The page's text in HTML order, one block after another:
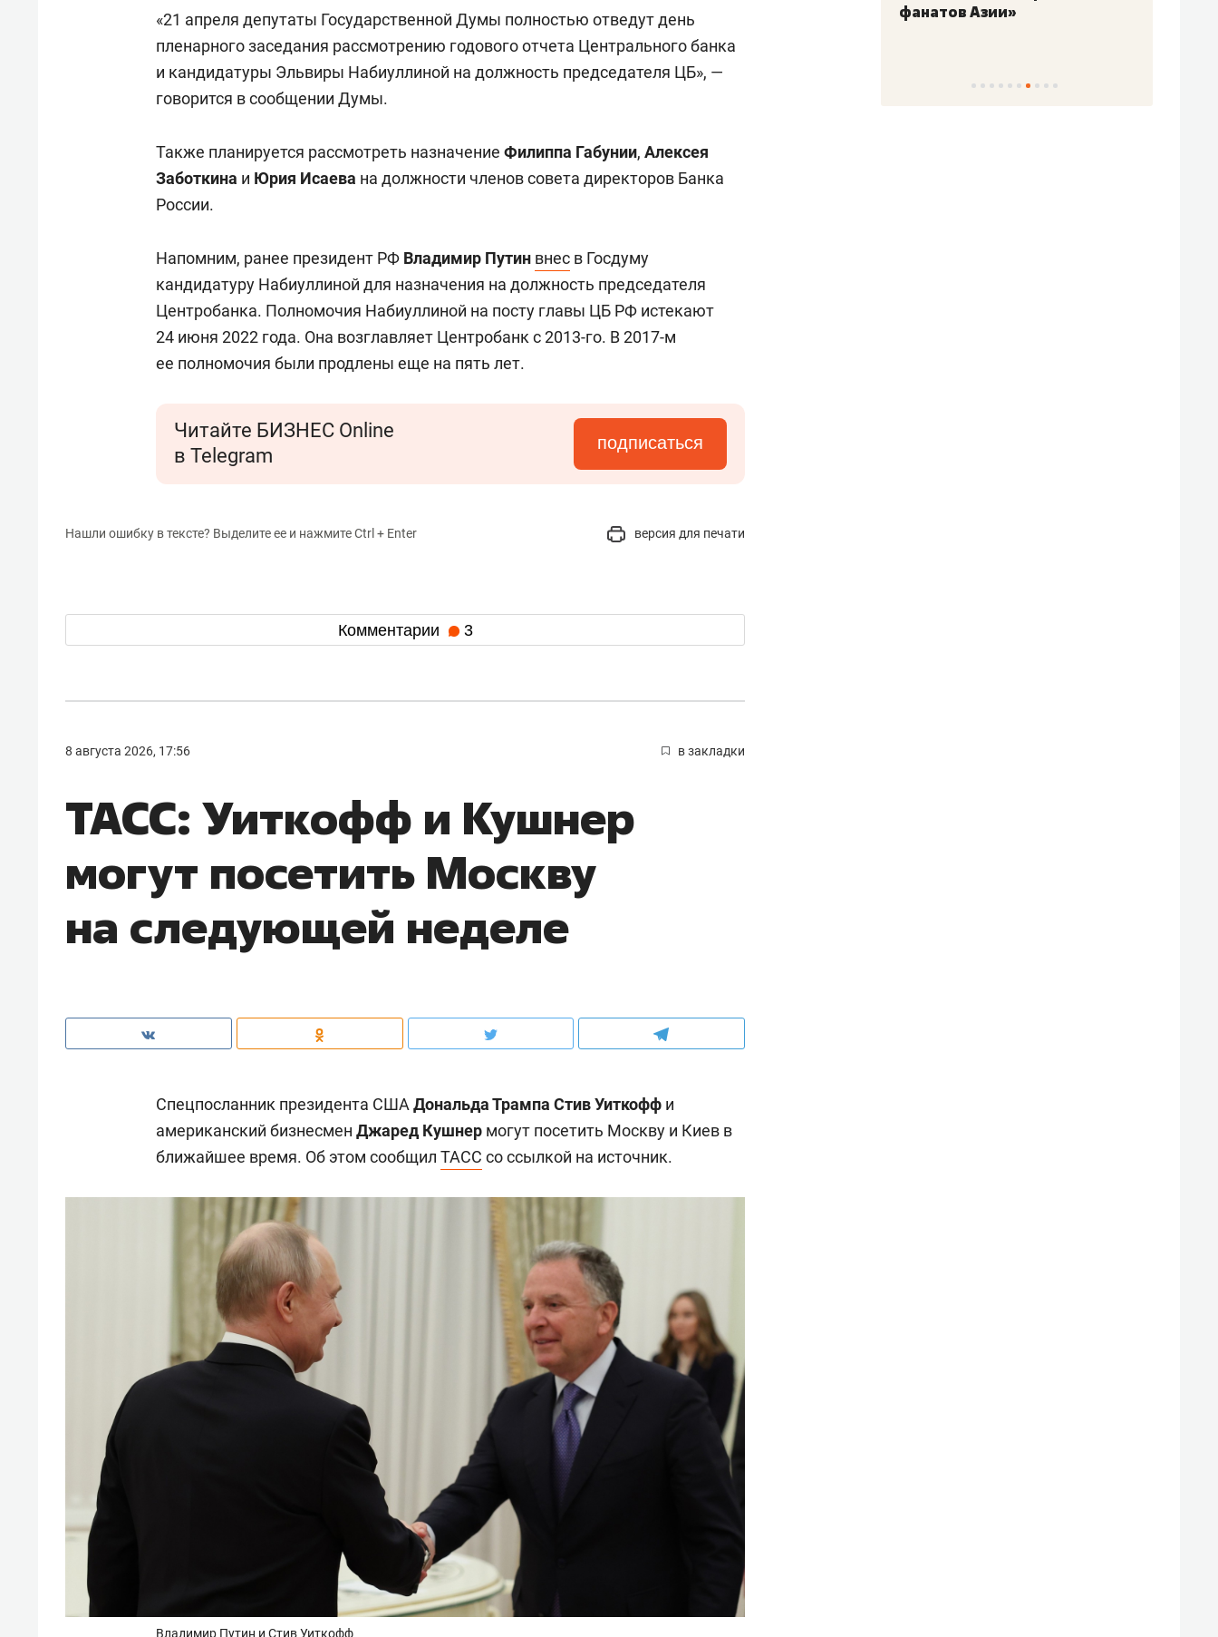
«21 апреля депутаты Государственной Думы полностью отведут день
пленарного заседания рассмотрению годового отчета Центрального банка
и кандидатуры Эльвиры Набиуллиной на должность председателя ЦБ», —
говорится в сообщении Думы.
Также планируется рассмотреть назначение Филиппа Габунии, Алексея
Заботкина и Юрия Исаева на должности членов совета директоров Банка
России.
Напомним, ранее президент РФ Владимир Путин внес в Госдуму
кандидатуру Набиуллиной для назначения на должность председателя
Центробанка. Полномочия Набиуллиной на посту главы ЦБ РФ истекают
24 июня 2022 года. Она возглавляет Центробанк с 2013-го. В 2017-м
ее полномочия были продлены еще на пять лет.
Читайте БИЗНЕС Online
в Telegram
подписаться
Нашли ошибку в тексте? Выделите ее и нажмите Ctrl + Enter версия для печати
Комментарии 3
8 августа 2026, 17:56 в закладки
ТАСС: Уиткофф и Кушнер
могут посетить Москву
на следующей неделе
Спецпосланник президента СШАДональда Трампа Стив Уиткофф и
американский бизнесмен Джаред Кушнер могут посетить Москву и Киев в
ближайшее время. Об этом сообщил ТАСС со ссылкой на источник.
Владимир Путин и Стив Уиткофф
набережной Казанки
«Баркли» усиливает
«Резиденцию ДАН»
фанатов Азии»